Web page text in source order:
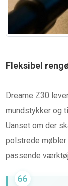
Fleksibel
Dreame Z30
mundstykker og
Uanset om der
polstrede møbler
passende